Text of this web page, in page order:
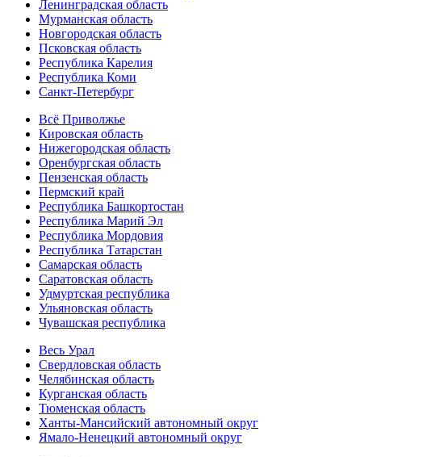
Ленинградская область
Мурманская область
Новгородская область
Псковская область
Республика Карелия
Республика Коми
Санкт-Петербург
Всё Приволжье
Кировская область
Нижегородская область
Оренбургская область
Пензенская область
Пермский край
Республика Башкортостан
Республика Марий Эл
Республика Мордовия
Республика Татарстан
Самарская область
Саратовская область
Удмуртская республика
Ульяновская область
Чувашская республика
Весь Урал
Свердловская область
Челябинская область
Курганская область
Тюменская область
Ханты-Мансийский автономный округ
Ямало-Ненецкий автономный округ